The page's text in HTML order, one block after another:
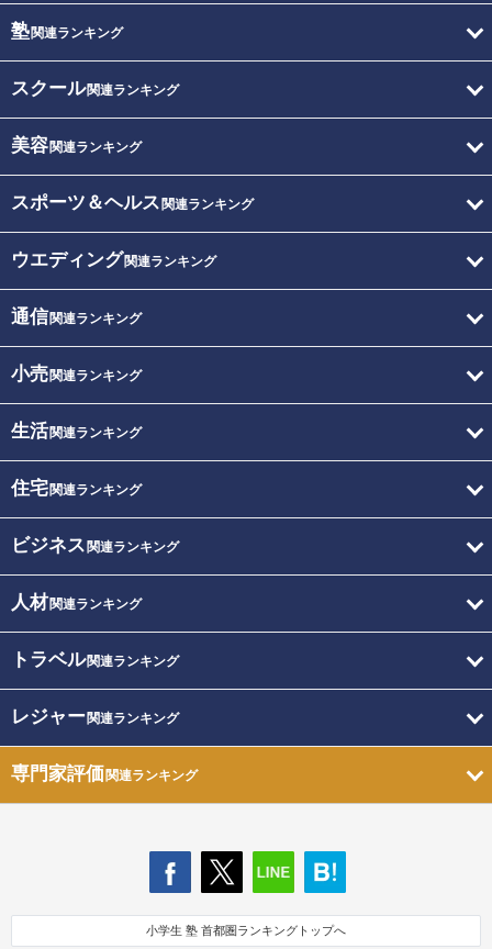
塾関連ランキング
スクール関連ランキング
美容関連ランキング
スポーツ＆ヘルス 関連ランキング
ウエディング関連ランキング
通信関連ランキング
小売関連ランキング
生活関連ランキング
住宅関連ランキング
ビジネス 関連ランキング
人材関連ランキング
トラベル関連ランキング
レジャー関連ランキング
専門家評価関連ランキング
小学生 塾 首都圏ランキングトップへ